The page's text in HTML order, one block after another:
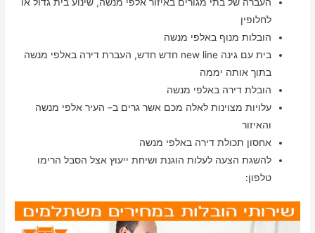
לחלופין
הובלות מנוף באלפי מנשה
בית עם גינה new line חדש חדש, העברת דירה באלפי מנשה
בתוך אותה יממה
הובלת דירה באלפי מנשה
עלויות מצוינות לאלה מכם אשר גרים ב– העיר אלפי מנשה
והאיזור
אחסון תכולת דירה באלפי מנשה
להשגת הצעה לעלות הוגנת ושיחת ייעוץ אצל הסבל הרימו
טלפון: